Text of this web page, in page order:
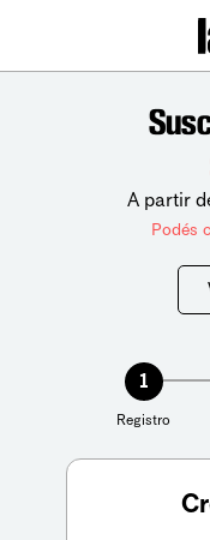
A partir
Podés
1
Registro